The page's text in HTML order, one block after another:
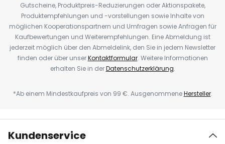
Gutscheine, Produktpreis-Reduzierungen oder Aktionspakete,
Produktempfehlungen und -vorstellungen sowie Inhalte von
möglichen Kooperationspartnern und Umfragen sowie Anfragen für
Kaufbewertungen und Weiterempfehlungen. Eine Abmeldung ist
jederzeit möglich über den Abmeldelink, den Sie in jedem Newsletter
finden oder über unserKontaktformular. Weitere Informationen
erhalten Sie in derDatenschutzerklärung.
*Ab einem Mindestkaufpreis von 99 €. AusgenommeneHersteller.
Kundenservice